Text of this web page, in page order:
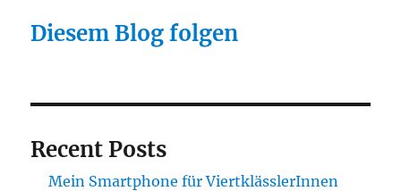
Diesem Blog folgen
Recent Posts
Mein Smartphone für ViertklässlerInnen